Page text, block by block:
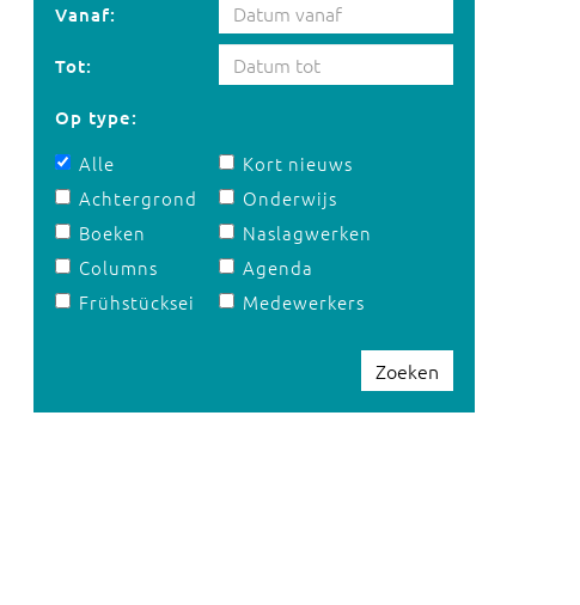
Vanaf:
Tot:
Op type:
Alle
Achtergrond
Boeken
Columns
Frühstücksei
Kort nieuws
Onderwijs
Naslagwerken
Agenda
Medewerkers
Zoeken